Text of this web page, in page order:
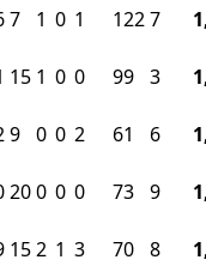
7 1 0 1 1227
15 1 0 0 99 3
9 0 0 2 61 6
200 0 0 73 9
152 1 3 70 8